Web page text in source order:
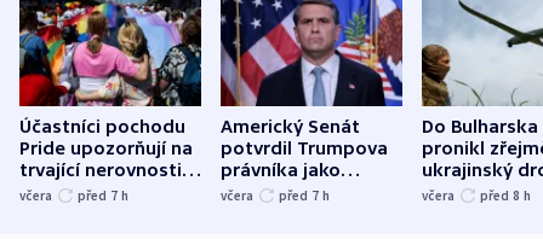
Účastníci pochodu
Pride upozorňují na
trvající nerovnosti i
společenskou
včera před 7 h
Americký Senát
potvrdil Trumpova
právníka jako
ministra
včera před 7 h
Do Bulharska
pronikl
ukrajinský
explodoval
včera před 8 h